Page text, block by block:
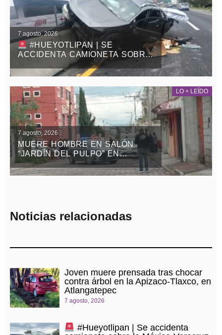
7 agosto, 2026
#HUEYOTLIPAN | SE
ACCIDENTA CAMIONETA SOBRE
LA MÉXICO-VERACRUZ
LO + LEÍDO
7 agosto, 2026
MUERE HOMBRE EN SALÓN
“JARDÍN DEL PULPO” EN
APIZACO
Noticias relacionadas
Joven muere prensada tras chocar
contra árbol en la Apizaco-Tlaxco, en
Atlangatepec
7 agosto, 2026
#Hueyotlipan | Se accidenta